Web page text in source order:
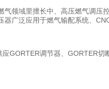
气领域里擅长中、高压燃气调压
广泛应用于燃气输配系统、
GORTER调节器、GORTER